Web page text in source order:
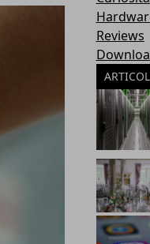
Reviews